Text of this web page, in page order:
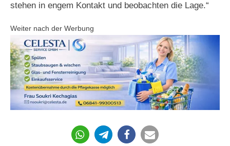
stehen in engem Kontakt und beobachten die Lage.“
Weiter nach der Werbung
631